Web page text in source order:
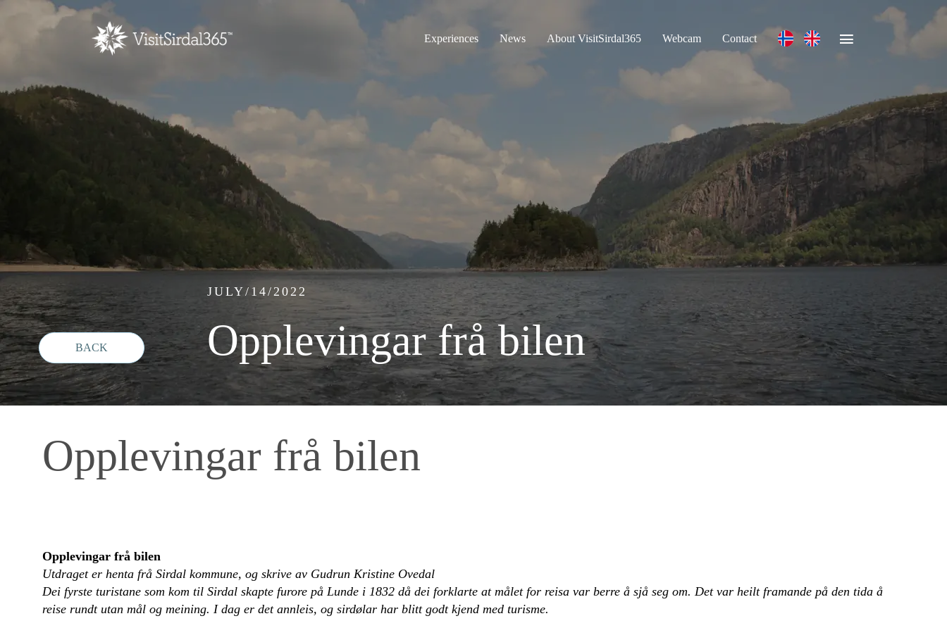
Experiences News About VisitSirdal365 Webcam Contact
JULY/14/2022
Opplevingar frå bilen
Opplevingar frå bilen
Opplevingar frå bilen
Utdraget er henta frå Sirdal kommune, og skrive av Gudrun Kristine Ovedal
Dei fyrste turistane som kom til Sirdal skapte furore på Lunde i 1832 då dei forklarte at målet for reisa var berre å sjå seg om. Det var heilt framande på den tida å
reise rundt utan mål og meining. I dag er det annleis, og sirdølar har blitt godt kjend med turisme.